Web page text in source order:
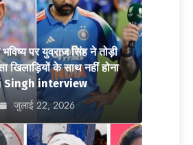
भविष्य पर युवराज सिंह ने तोड़ी
खिलाड़ियों के साथ नहीं होना
Singh interview
जुलाई 22, 2026